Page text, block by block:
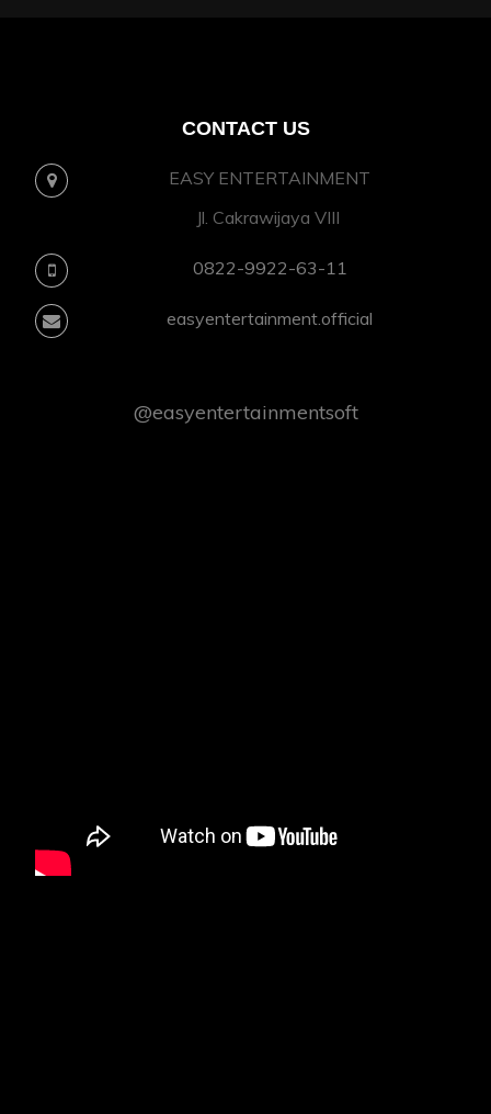
CONTACT US
EASY ENTERTAINMENT
Jl. Cakrawijaya VIII
0822-9922-63-11
easyentertainment.official
@easyentertainmentsoft